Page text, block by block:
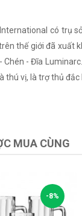
có
thế giới đã xuất
- Đĩa
vị, là trợ thủ
MUA CÙNG
-8%